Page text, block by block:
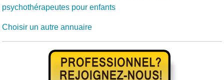
psychothérapeutes pour enfants
Choisir un autre annuaire